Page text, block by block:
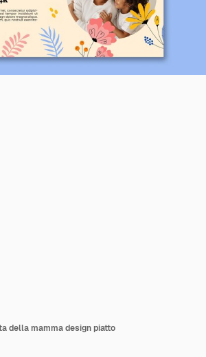
della mamma design piatto